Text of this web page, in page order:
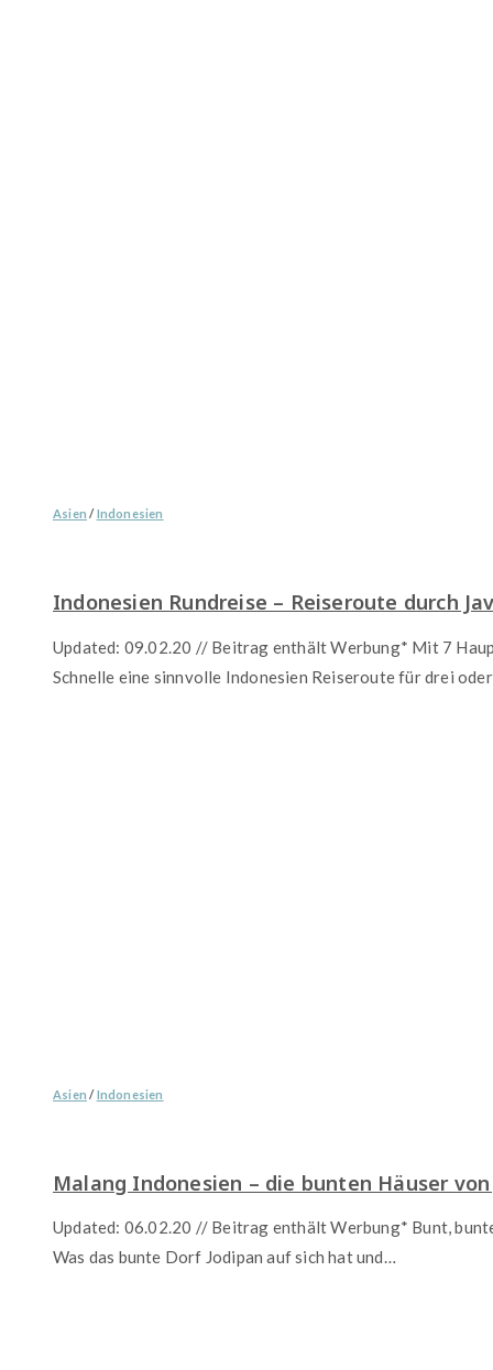
Asien /Indonesien
Indonesien Rundreise – Reiseroute durch
Updated: 09.02.20 // Beitrag enthält Werbung* Mit 7
Schnelle eine sinnvolle Indonesien Reiseroute für drei
Asien /Indonesien
Malang Indonesien – die bunten Häuser von
Updated: 06.02.20 // Beitrag enthält Werbung* Bunt,
Was das bunte Dorf Jodipan auf sich hat und…